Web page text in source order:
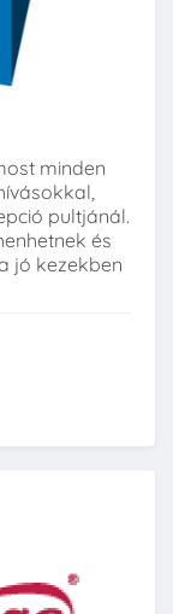
minden
pultjánál.
és
jó kezekben